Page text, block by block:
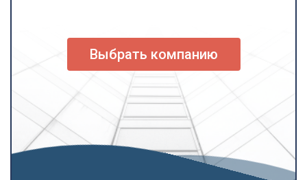
Выбрать компанию